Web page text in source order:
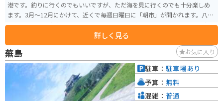
港です。釣りに行くのでもいいですが、ただ海を見に行くのでも十分楽しめ
ます。3月～12月にかけて、近くで毎週日曜日に「朝市」が開かれます。八戸
の名物としても有名で、いちご煮・しおてば・焼きイカなど美味しい物が沢
詳しく見る
蕪島 お気に入り
駐車： 駐車場あり
予算： 無料
混雑： 普通